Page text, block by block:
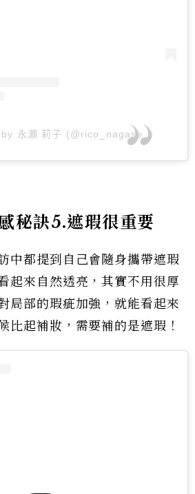
永瀬 莉子 (@rico_nagase_)
秘訣5.遮瑕很重要
中都提到自己會隨身攜帶遮瑕
起來自然透亮，其實不用很厚
局部的瑕疵加強，就能看起來
比起補妝，需要補的是遮瑕！